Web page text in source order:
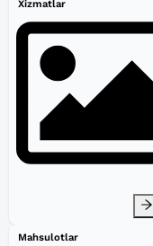
Xizmatlar
Mahsulotlar